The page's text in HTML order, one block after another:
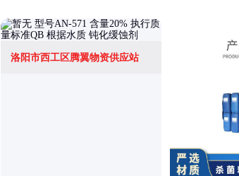
洛阳市西工区腾翼物资供应站